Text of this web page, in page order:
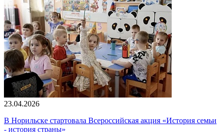
23.04.2026
В Норильске стартовала Всероссийская акция «История семьи
- история страны»